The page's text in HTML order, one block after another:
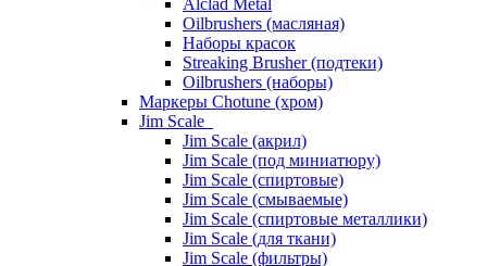
Alclad Metal
Oilbrushers (масляная)
Наборы красок
Streaking Brusher (подтеки)
Oilbrushers (наборы)
Маркеры Chotune (хром)
Jim Scale
Jim Scale (акрил)
Jim Scale (под миниатюру)
Jim Scale (спиртовые)
Jim Scale (смываемые)
Jim Scale (спиртовые металлики)
Jim Scale (для ткани)
Jim Scale (фильтры)